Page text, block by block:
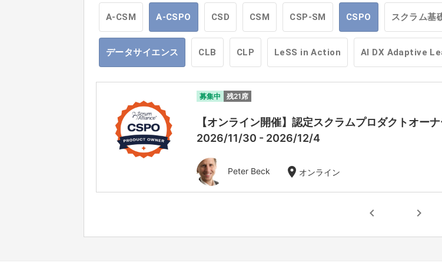
A-CSM A-CSPO CSD CSM CSP-SM CSPO スクラム基
データサイエンス CLB CLP LeSS in Action AI DX Adaptive
募集中 残21席
【オンライン開催】認定スクラムプロダクトオ
2026/11/30 - 2026/12/4
Peter Beck location_on オンライン
chevron_left chevron_right